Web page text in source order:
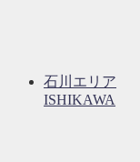
石川エリア
ISHIKAWA